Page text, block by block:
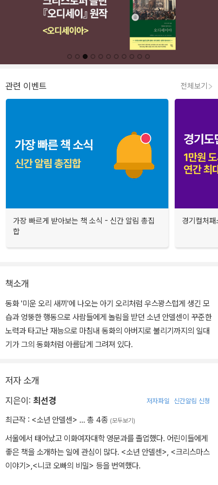
관련 이벤트 전체보기
가장 빠르게 받아보는 책 소식 - 신간 알림 총집
합
경기컬처
책소개
동화 '미운 오리 새끼'에 나오는 아기 오리처럼 우스꽝스럽게 생긴 모
습과 엉뚱한 행동으로 사람들에게 놀림을 받던 소년 안델센이 꾸준한
노력과 타고난 재능으로 마침내 동화의 아버지로 불리기까지의 일대
기가 그의 동화처럼 아름답게 그려져 있다.
저자 소개
지은이: 최선경 저자파일 신간알림 신청
최근작 : <소년 안델센> … 총 4종 (모두보기)
서울에서 태어났고 이화여자대학 영문과를 졸업했다. 어린이들에게
좋은 책을 소개하는 일에 관심이 많다. <소년 안델센>, <크리스마스
이야기>,<니코 오빠의 비밀> 등을 번역했다.